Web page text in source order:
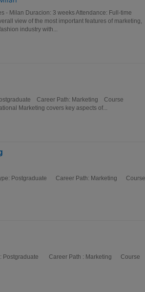
- Milan Duracion: 3 weeks Attendance: Full-time
view of the most important features of marketing,
industry with...
Career Path: Marketing Course
Marketing covers key aspects of...
Postgraduate Career Path: Marketing Course
: Postgraduate Career Path : Marketing Course